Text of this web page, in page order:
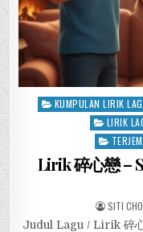
Posted
KUMPULAN LIRIK
LIRIK
Lirik 碎心戀 –
SITI
Judul Lagu / Lirik 碎